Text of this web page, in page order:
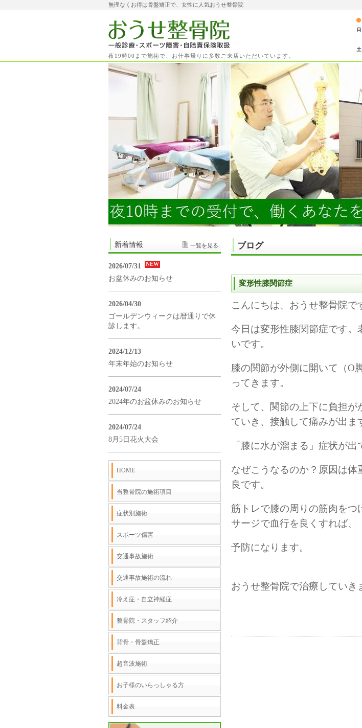
無理なくお得は骨盤矯正で、女性に人気おうせ整骨院
夜19時00まで施術で、お仕事帰りに多数ご来店いただいています。
ブログ
変形性膝関節症
こんにちは、おうせ整骨院で
今日は変形性膝関節症です。
いです。
膝の関節が外側に開いて（O
ってきます。
そして、関節の上下に負担が
ていき、接触して痛みが出ま
「膝に水が溜まる」症状が出
なぜこうなるのか？原因は体
良です。
筋トレで膝の周りの筋肉をつ
サージで血行を良くすれば、
予防にな
おうせ整骨院で治療
院
新着情報 一覧を見る
2026/07/31 NEW
お盆休みのお知らせ
2026/04/30
ゴールデンウィークは暦通りで休
診します。
2024/12/13
年末年始のお知らせ
2024/07/24
2024年のお盆休みのお知らせ
2024/07/24
8月5日花火大会
HOME
当整骨院の施術項目
症状別施術
スポーツ傷害
交通事故施術
交通事故施術の流れ
冷え症・自立神経症
整骨院・スタッフ紹介
背骨・骨盤矯正
超音波施術
お子様のいらっしゃる方
料金表